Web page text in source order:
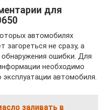
для
автомобилях
загореться не сразу, а
ошибки. Для
необходимо
автомобиля.
заливать в